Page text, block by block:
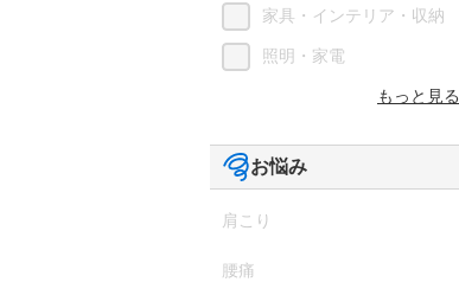
家具・インテリア・収納
照明・家電
もっと見る
お悩み
肩こり
腰痛